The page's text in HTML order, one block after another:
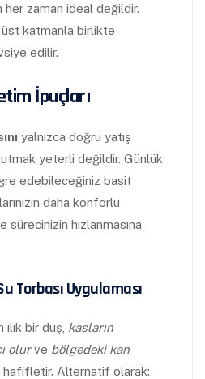
her zaman ideal değildir.
katmanla birlikte
edilir.
İpuçları
yalnızca doğru yatış
tutmak yeterli değildir. Günlük
edebileceğiniz basit
daha konforlu
hızlanmasına
Torbası Uygulaması
bir duş, kasların
olurve bölgedeki kan
hafifletir. Alternatif olarak: